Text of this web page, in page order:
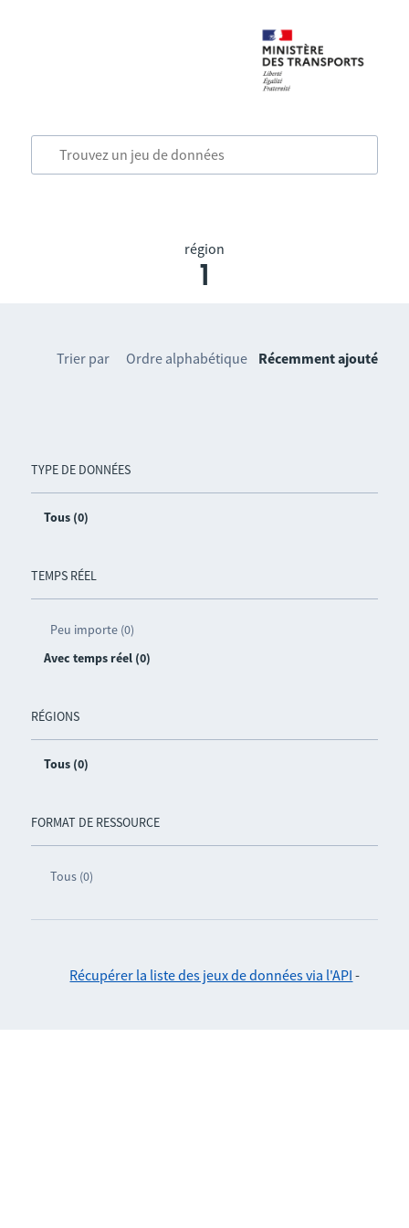
région
1
TYPE DE DONNÉES
Tous (0)
TEMPS RÉEL
Peu importe (0)
Avec temps réel (0)
RÉGIONS
Tous (0)
FORMAT DE RESSOURCE
Tous (0)
Trier par Ordre alphabétique Récemment ajouté
Récupérer la liste des jeux de données via l'API -